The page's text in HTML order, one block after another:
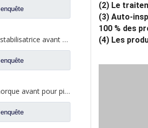
enquête
Cintre de barre stabilisatrice avant pour pièces de rechange de camion Foton Auman 1424229200006
enquête
Crochet de remorque avant pour pièces de rechange de camion Foton Auman 1331340380008
enquête
(2) Le
(3) Auto-
100 % des
(4) Les